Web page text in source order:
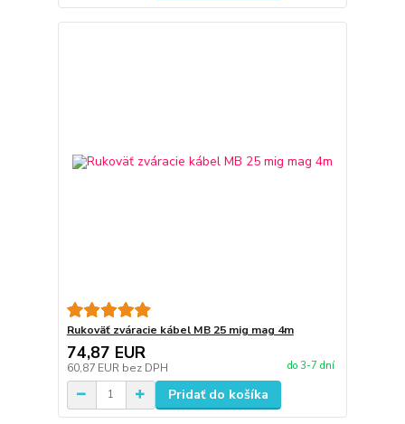
Rukoväť zváracie kábel MB 25 mig mag 4m
74,87 EUR
60,87 EUR bez DPH do 3-7 dní
Pridať do košíka